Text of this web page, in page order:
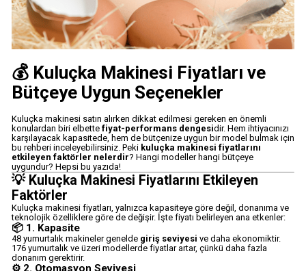
💰 Kuluçka Makinesi Fiyatları ve
Bütçeye Uygun Seçenekler
Kuluçka makinesi satın alırken dikkat edilmesi gereken en önemli
konulardan biri elbette fiyat-performans dengesidir. Hem ihtiyacınızı
karşılayacak kapasitede, hem de bütçenize uygun bir model bulmak için
bu rehberi inceleyebilirsiniz. Peki kuluçka makinesi fiyatlarını
etkileyen faktörler nelerdir? Hangi modeller hangi bütçeye
uygundur? Hepsi bu yazıda!
💡 Kuluçka Makinesi Fiyatlarını Etkileyen
Faktörler
Kuluçka makinesi fiyatları, yalnızca kapasiteye göre değil, donanıma ve
teknolojik özelliklere göre de değişir. İşte fiyatı belirleyen ana etkenler:
📦 1. Kapasite
48 yumurtalık makineler genelde giriş seviyesi ve daha ekonomiktir.
176 yumurtalık ve üzeri modellerde fiyatlar artar, çünkü daha fazla
donanım gerektirir.
⚙️ 2. Otomasyon Seviyesi